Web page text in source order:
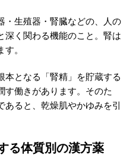
・生殖器・腎臓などの、人の
深く関わる機能のこと。腎は
。
本となる「腎精」を貯蔵する
す働きがあります。そのた
あると、乾燥肌やかゆみを引
る体質別の漢方薬